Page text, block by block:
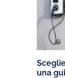
una